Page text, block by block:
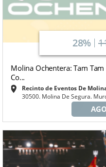
28%
Molina Ochentera: Tam
Co...
Recinto de Eventos De
30500. Molina De Segura.